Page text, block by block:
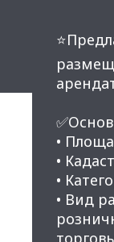
•
•
•
• Вид